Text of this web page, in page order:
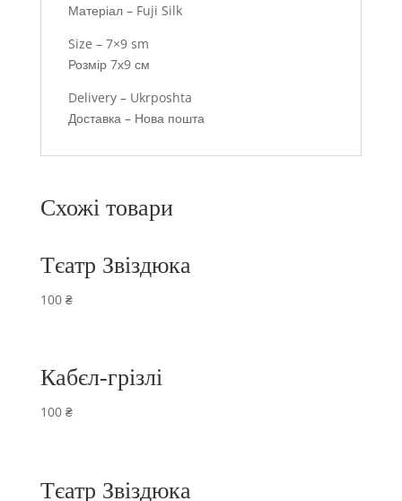
Матеріал – Fuji Silk
Size – 7×9 sm
Розмір 7х9 см
Delivery – Ukrposhta
Доставка – Нова пошта
Схожі товари
Тєатр Звіздюка
100 ₴
Кабєл-грізлі
100 ₴
Тєатр Звіздюка